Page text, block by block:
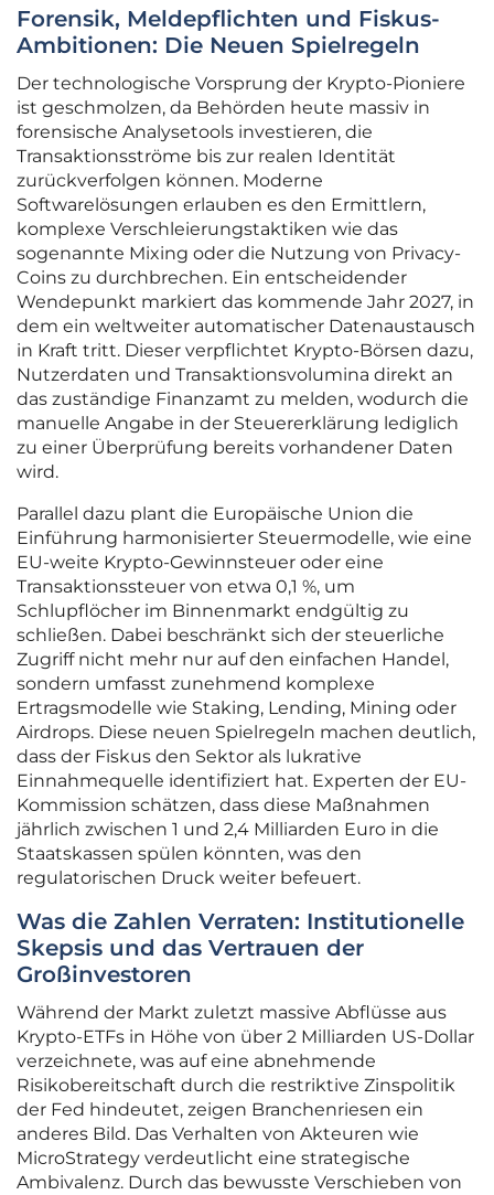
Forensik, Meldepflichten und Fiskus-
Ambitionen: Die Neuen Spielregeln
Der technologische Vorsprung der Krypto-Pioniere
ist geschmolzen, da Behörden heute massiv in
forensische Analysetools investieren, die
Transaktionsströme bis zur realen Identität
zurückverfolgen können. Moderne
Softwarelösungen erlauben es den Ermittlern,
komplexe Verschleierungstaktiken wie das
sogenannte Mixing oder die Nutzung von Privacy-
Coins zu durchbrechen. Ein entscheidender
Wendepunkt markiert das kommende Jahr 2027, in
dem ein weltweiter automatischer Datenaustausch
in Kraft tritt. Dieser verpflichtet Krypto-Börsen dazu,
Nutzerdaten und Transaktionsvolumina direkt an
das zuständige Finanzamt zu melden, wodurch die
manuelle Angabe in der Steuererklärung lediglich
zu einer Überprüfung bereits vorhandener Daten
wird.
Parallel dazu plant die Europäische Union die
Einführung harmonisierter Steuermodelle, wie eine
EU-weite Krypto-Gewinnsteuer oder eine
Transaktionssteuer von etwa 0,1 %, um
Schlupflöcher im Binnenmarkt endgültig zu
schließen. Dabei beschränkt sich der steuerliche
Zugriff nicht mehr nur auf den einfachen Handel,
sondern umfasst zunehmend komplexe
Ertragsmodelle wie Staking, Lending, Mining oder
Airdrops. Diese neuen Spielregeln machen deutlich,
dass der Fiskus den Sektor als lukrative
Einnahmequelle identifiziert hat. Experten der EU-
Kommission schätzen, dass diese Maßnahmen
jährlich zwischen 1 und 2,4 Milliarden Euro in die
Staatskassen spülen könnten, was den
regulatorischen Druck weiter befeuert.
Was die Zahlen Verraten: Institutionelle
Skepsis und das Vertrauen der
Großinvestoren
Während der Markt zuletzt massive Abflüsse aus
Krypto-ETFs in Höhe von über 2 Milliarden US-Dollar
verzeichnete, was auf eine abnehmende
Risikobereitschaft durch die restriktive Zinspolitik
der Fed hindeutet, zeigen Branchenriesen ein
anderes Bild. Das Verhalten von Akteuren wie
MicroStrategy verdeutlicht eine strategische
Ambivalenz. Durch das bewusste Verschieben von